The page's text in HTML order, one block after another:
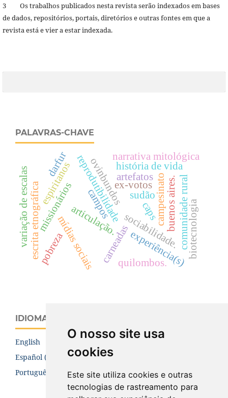
O nosso site usa
cookies
Este site utiliza cookies e outras
tecnologias de rastreamento para
3 Os trabalhos publicados nesta revista serão indexados em bases
de dados, repositórios, portais, diretórios e outras fontes em que a
revista está e vier a estar indexada.
PALAVRAS-CHAVE
mídias sociais
reprodutibilidade
ovinbundos
missionários sociabilidade.
campesinato
carneadas
escrita etnográfica ex-votos
sudão
experiência(s)
variação de escalas história de vida
articulação.
campos
espiritanos
darfur
comunidade rural
buenos aires.
pobreza biotecnologia
narrativa mitológica
quilombos.
artefatos
caps
IDIOMA
English
Español (España)
Português (Brasil)